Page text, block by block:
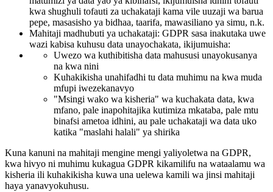
kwa shughuli tofauti za uchakataji kama vile uuzaji wa barua
pepe, masasisho ya bidhaa, taarifa, mawasiliano ya simu, n.k.
Mahitaji madhubuti ya uchakataji: GDPR sasa inakutaka uwe
wazi kabisa kuhusu data unayochakata, ikijumuisha:
Uwezo wa kuthibitisha data mahususi unayokusanya
na kwa nini
Kuhakikisha unahifadhi tu data muhimu na kwa muda
mfupi iwezekanavyo
"Msingi wako wa kisheria" wa kuchakata data, kwa
mfano, pale inapohitajika kutimiza mkataba, pale mtu
binafsi ametoa idhini, au pale uchakataji wa data uko
katika "maslahi halali" ya shirika
Kuna kanuni na mahitaji mengine mengi yaliyoletwa na GDPR,
kwa hivyo ni muhimu kukagua GDPR kikamilifu na wataalamu wa
kisheria ili kuhakikisha kuwa una uelewa kamili wa jinsi mahitaji
haya yanavyokuhusu.